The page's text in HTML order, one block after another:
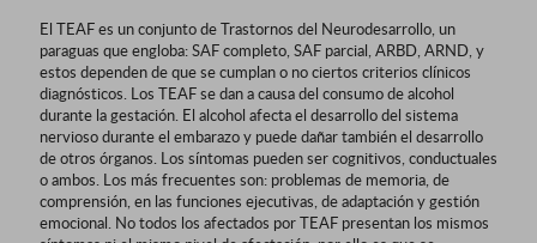
El TEAF es un conjunto de Trastornos del Neurodesarrollo, un
paraguas que engloba: SAF completo, SAF parcial, ARBD, ARND, y
estos dependen de que se cumplan o no ciertos criterios clínicos
diagnósticos. Los TEAF se dan a causa del consumo de alcohol
durante la gestación. El alcohol afecta el desarrollo del sistema
nervioso durante el embarazo y puede dañar también el desarrollo
de otros órganos. Los síntomas pueden ser cognitivos, conductuales
o ambos. Los más frecuentes son: problemas de memoria, de
comprensión, en las funciones ejecutivas, de adaptación y gestión
emocional. No todos los afectados por TEAF presentan los mismos